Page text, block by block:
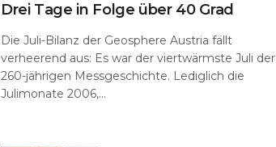
Drei Tage in Folge über 40 Grad
Die Juli-Bilanz der Geosphere Austria fällt
verheerend aus: Es war der viertwärmste Juli der
260-jährigen Messgeschichte. Lediglich die
Julimonate 2006,...